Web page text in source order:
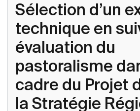
sécurité
alimentaire
en
Afrique
de
l’Ouest
technique
en
Pastoralisme
le
cadre
Projet
Sélection d’un
technique en
évaluation du
pastoralisme
cadre du Projet
la Stratégie